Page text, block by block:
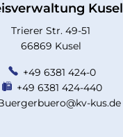
Kusel
Trierer Str. 49-51
66869 Kusel
+49 6381 424-0
+49 6381 424-440
kus.de